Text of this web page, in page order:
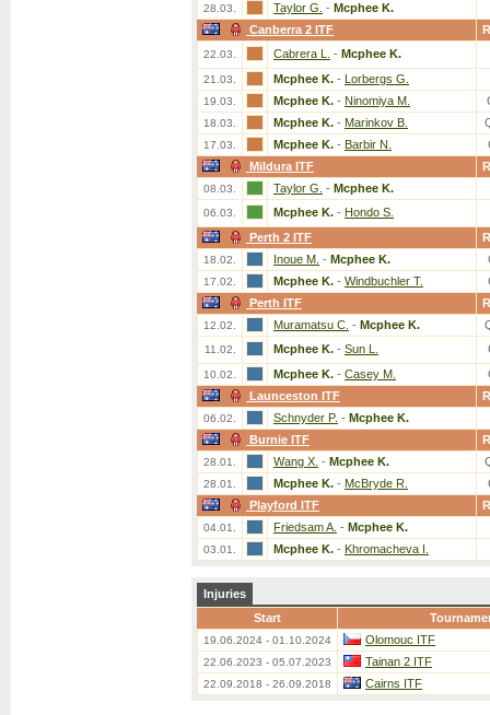
28.03. Taylor G. - Mcphee K.
Canberra 2 ITF
22.03. Cabrera L. - Mcphee K.
21.03. Mcphee K. - Lorbergs G.
19.03. Mcphee K. - Ninomiya M.
18.03. Mcphee K. - Marinkov B.
17.03. Mcphee K. - Barbir N.
Mildura ITF
08.03. Taylor G. - Mcphee K.
06.03. Mcphee K. - Hondo S.
Perth 2 ITF
18.02. Inoue M. - Mcphee K.
17.02. Mcphee K. - Windbuchler T.
Perth ITF
12.02. Muramatsu C. - Mcphee K.
11.02. Mcphee K. - Sun L.
10.02. Mcphee K. - Casey M.
Launceston ITF
06.02. Schnyder P. - Mcphee K.
Burnie ITF
28.01. Wang X. - Mcphee K.
28.01. Mcphee K. - McBryde R.
Playford ITF
04.01. Friedsam A. - Mcphee K.
03.01. Mcphee K. - Khromacheva I.
Injuries
Start
19.06.2024 - 01.10.2024 Olomouc ITF
22.06.2023 - 05.07.2023 Tainan 2 ITF
22.09.2018 - 26.09.2018 Cairns ITF